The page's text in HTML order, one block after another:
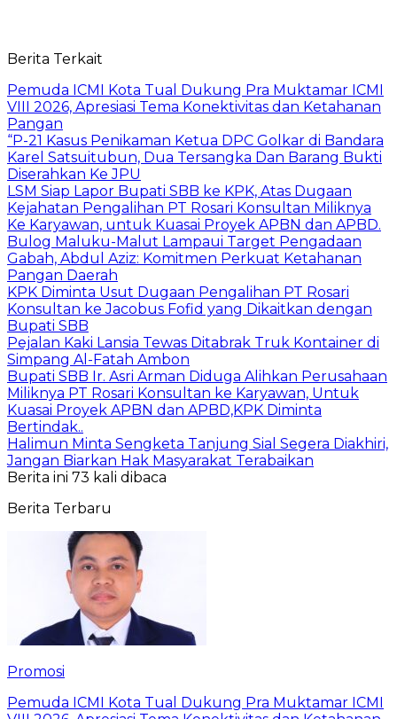
Berita Terkait
Pemuda ICMI Kota Tual Dukung Pra Muktamar ICMI
VIII 2026, Apresiasi Tema Konektivitas dan Ketahanan
Pangan
“P-21 Kasus Penikaman Ketua DPC Golkar di Bandara
Karel Satsuitubun, Dua Tersangka Dan Barang Bukti
Diserahkan Ke JPU
LSM Siap Lapor Bupati SBB ke KPK, Atas Dugaan
Kejahatan Pengalihan PT Rosari Konsultan Miliknya
Ke Karyawan, untuk Kuasai Proyek APBN dan APBD.
Bulog Maluku-Malut Lampaui Target Pengadaan
Gabah, Abdul Aziz: Komitmen Perkuat Ketahanan
Pangan Daerah
KPK Diminta Usut Dugaan Pengalihan PT Rosari
Konsultan ke Jacobus Fofid yang Dikaitkan dengan
Bupati SBB
Pejalan Kaki Lansia Tewas Ditabrak Truk Kontainer di
Simpang Al-Fatah Ambon
Bupati SBB Ir. Asri Arman Diduga Alihkan Perusahaan
Miliknya PT Rosari Konsultan ke Karyawan, Untuk
Kuasai Proyek APBN dan APBD,KPK Diminta
Bertindak..
Halimun Minta Sengketa Tanjung Sial Segera Diakhiri,
Jangan Biarkan Hak Masyarakat Terabaikan
Berita ini 73 kali dibaca
Berita Terbaru
Promosi
Pemuda ICMI Kota Tual Dukung Pra Muktamar ICMI